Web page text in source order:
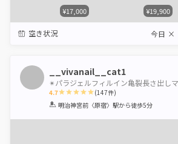
¥17,000 ¥19,900
空き状況 今日 ×
__vivanail__cat1
4.7
1 2 3 4 5
(147件)
明治神宮前〈原宿〉駅から徒歩5分